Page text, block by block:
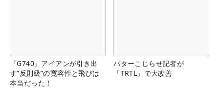
『G740』アイアンが引き出
す“反則級”の寛容性と飛びは
本当だった！
パターこじらせ記者が
「TRTL」で大改善